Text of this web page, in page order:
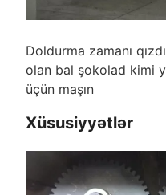
Doldurma zamanı
olan bal şokolad kimi
üçün maşın
Xüsusiyyətlər